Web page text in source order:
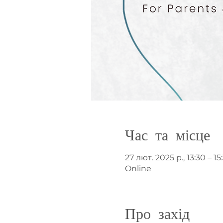
Час та місце
27 лют. 2025 р., 13:30 –
Online
Про захід